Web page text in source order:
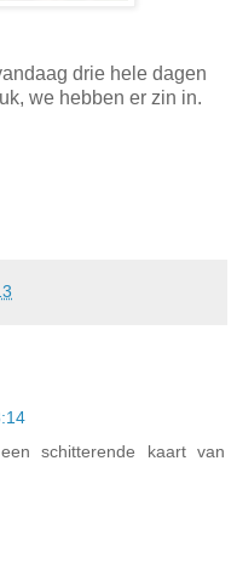
drie hele dagen
we hebben er zin in.
schitterende kaart van